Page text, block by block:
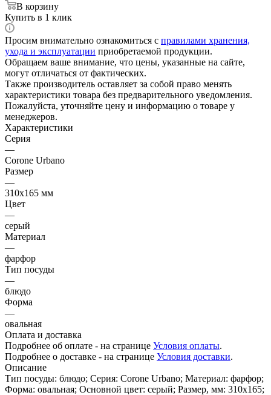
В корзину
Купить в 1 клик
Просим внимательно ознакомиться с правилами хранения,
ухода и эксплуатации приобретаемой продукции.
Обращаем ваше внимание, что цены, указанные на сайте,
могут отличаться от фактических.
Также производитель оставляет за собой право менять
характеристики товара без предварительного уведомления.
Пожалуйста, уточняйте цену и информацию о товаре у
менеджеров.
Характеристики
Серия
—
Corone Urbano
Размер
—
310х165 мм
Цвет
—
серый
Материал
—
фарфор
Тип посуды
—
блюдо
Форма
—
овальная
Оплата и доставка
Подробнее об оплате - на странице Условия оплаты.
Подробнее о доставке - на странице Условия доставки.
Описание
Тип посуды: блюдо; Серия: Corone Urbano; Материал: фарфор;
Форма: овальная; Основной цвет: серый; Размер, мм: 310х165;